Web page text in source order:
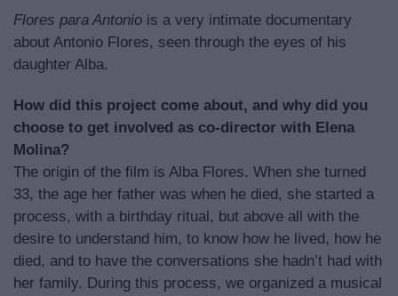
Flores para Antonio is a very intimate documentary
about Antonio Flores, seen through the eyes of his
daughter Alba.
How did this project come about, and why did you
choose to get involved as co-director with Elena
Molina?
The origin of the film is Alba Flores. When she turned
33, the age her father was when he died, she started a
process, with a birthday ritual, but above all with the
desire to understand him, to know how he lived, how he
died, and to have the conversations she hadn’t had with
her family. During this process, we organized a musical